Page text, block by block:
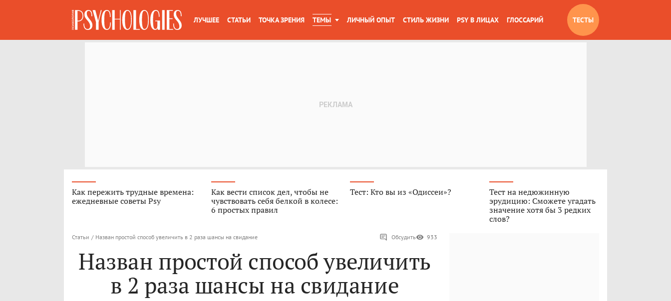
ЛУЧШЕЕ СТАТЬИ ТОЧКА ЗРЕНИЯ ТЕМЫ ЛИЧНЫЙ ОПЫТ СТИЛЬ ЖИЗНИ PSY В ЛИЦАХ ГЛОССАРИЙ ТЕСТЫ
Как пережить трудные времена:
ежедневные советы Psy
Как вести список дел, чтобы не
чувствовать себя белкой в колесе:
6 простых правил
Тест: Кто вы из «Одиссеи»?
Тест на недюжинную
эрудицию: Сможете угадать
значение хотя бы 3 редких
слов?
Статьи / Назван простой способ увеличить в 2 раза шансы на свидание Обсудить 933
Назван простой способ увеличить
в 2 раза шансы на свидание